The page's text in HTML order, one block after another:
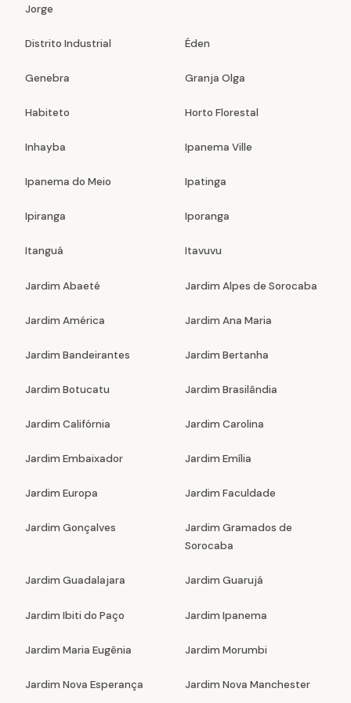
Jorge
Distrito Industrial Éden
Genebra Granja Olga
Habiteto Horto Florestal
Inhayba Ipanema Ville
Ipanema do Meio Ipatinga
Ipiranga Iporanga
Itanguá Itavuvu
Jardim Abaeté Jardim Alpes de Sorocaba
Jardim América Jardim Ana Maria
Jardim Bandeirantes Jardim Bertanha
Jardim Botucatu Jardim Brasilândia
Jardim Califórnia Jardim Carolina
Jardim Embaixador Jardim Emília
Jardim Europa Jardim Faculdade
Jardim Gonçalves
Jardim Gramados de
Sorocaba
Jardim Guadalajara Jardim Guarujá
Jardim Ibiti do Paço Jardim Ipanema
Jardim Maria Eugênia Jardim Morumbi
Jardim Nova Esperança Jardim Nova Manchester